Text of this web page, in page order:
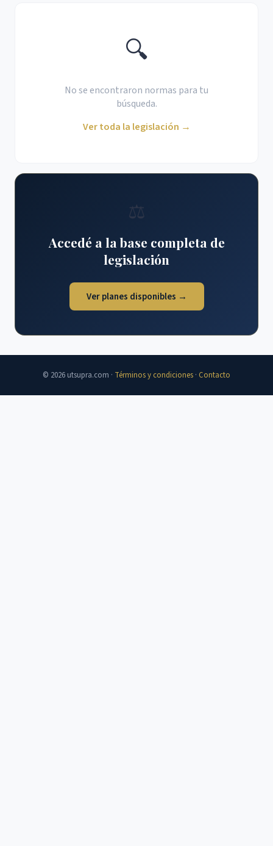
🔍
No se encontraron normas para tu
búsqueda.
Ver toda la legislación →
⚖️
Accedé a la base completa de
legislación
Ver planes disponibles →
© 2026 utsupra.com · Términos y condiciones · Contacto